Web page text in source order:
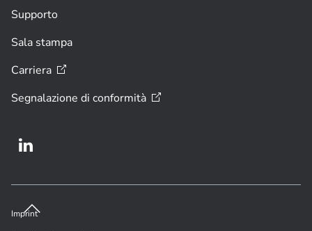
Supporto
Sala stampa
Carriera
Segnalazione di conformità
Imprint